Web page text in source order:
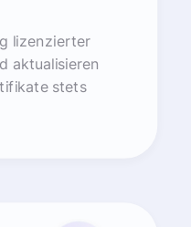
lizenzierter
aktualisieren
stets